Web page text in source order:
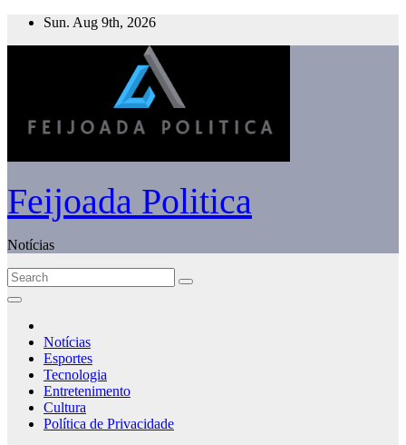
Skip
Sun. Aug 9th, 2026
Feijoada Politica
Notícias
Notícias
Esportes
Tecnologia
Entretenimento
Cultura
Política de Privacidade